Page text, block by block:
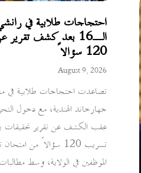
احتجاجات طلابية في
الـ16 بعد كشف
120 سؤالاً
August 9, 2026
تصاعدت احتجاجات طلابية في
عقب الكشف عن تقرير
تسريب 120 سؤالاً من
الموظفين في الولاية، وسط